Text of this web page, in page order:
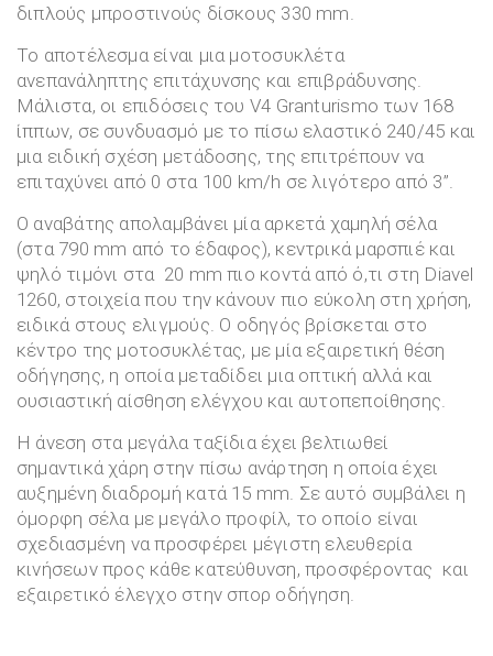
διπλούς μπροστινούς δίσκους 330 mm.
Το αποτέλεσμα είναι μια μοτοσυκλέτα
ανεπανάληπτης επιτάχυνσης και επιβράδυνσης.
Μάλιστα, οι επιδόσεις του V4 Granturismo των 168
ίππων, σε συνδυασμό με το πίσω ελαστικό 240/45 και
μια ειδική σχέση μετάδοσης, της επιτρέπουν να
επιταχύνει από 0 στα 100 km/h σε λιγότερο από 3”.
Ο αναβάτης απολαμβάνει μία αρκετά χαμηλή σέλα
(στα 790 mm από το έδαφος), κεντρικά μαρσπιέ και
ψηλό τιμόνι στα 20 mm πιο κοντά από ό,τι στη Diavel
1260, στοιχεία που την κάνουν πιο εύκολη στη χρήση,
ειδικά στους ελιγμούς. Ο οδηγός βρίσκεται στο
κέντρο της μοτοσυκλέτας, με μία εξαιρετική θέση
οδήγησης, η οποία μεταδίδει μια οπτική αλλά και
ουσιαστική αίσθηση ελέγχου και αυτοπεποίθησης.
Η άνεση στα μεγάλα ταξίδια έχει βελτιωθεί
σημαντικά χάρη στην πίσω ανάρτηση η οποία έχει
αυξημένη διαδρομή κατά 15 mm. Σε αυτό συμβάλει η
όμορφη σέλα με μεγάλο προφίλ, το οποίο είναι
σχεδιασμένη να προσφέρει μέγιστη ελευθερία
κινήσεων προς κάθε κατεύθυνση, προσφέροντας και
εξαιρετικό έλεγχο στην σπορ οδήγηση.